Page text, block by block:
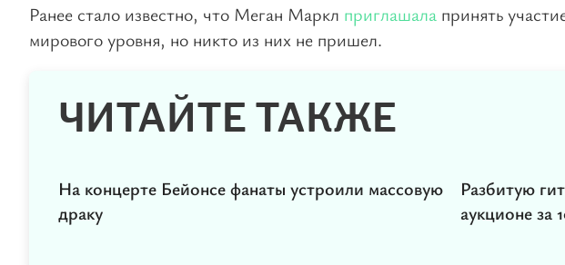
Ранее стало известно, что Меган Маркл приглашала принять
мирового уровня, но никто из них не пришел.
ЧИТАЙТЕ ТАКЖЕ
На концерте Бейонсе фанаты устроили массовую
драку
Разбитую
аукционе за